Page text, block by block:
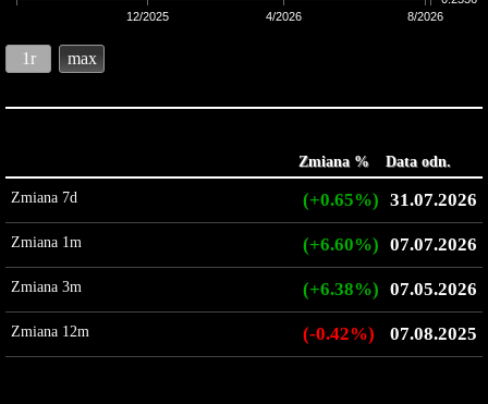
12/2025 4/2026 8/2026
1r max
Zmiana % Data odn.
Zmiana 7d (+0.65%) 31.07.2026
Zmiana 1m (+6.60%) 07.07.2026
Zmiana 3m (+6.38%) 07.05.2026
Zmiana 12m (-0.42%) 07.08.2025